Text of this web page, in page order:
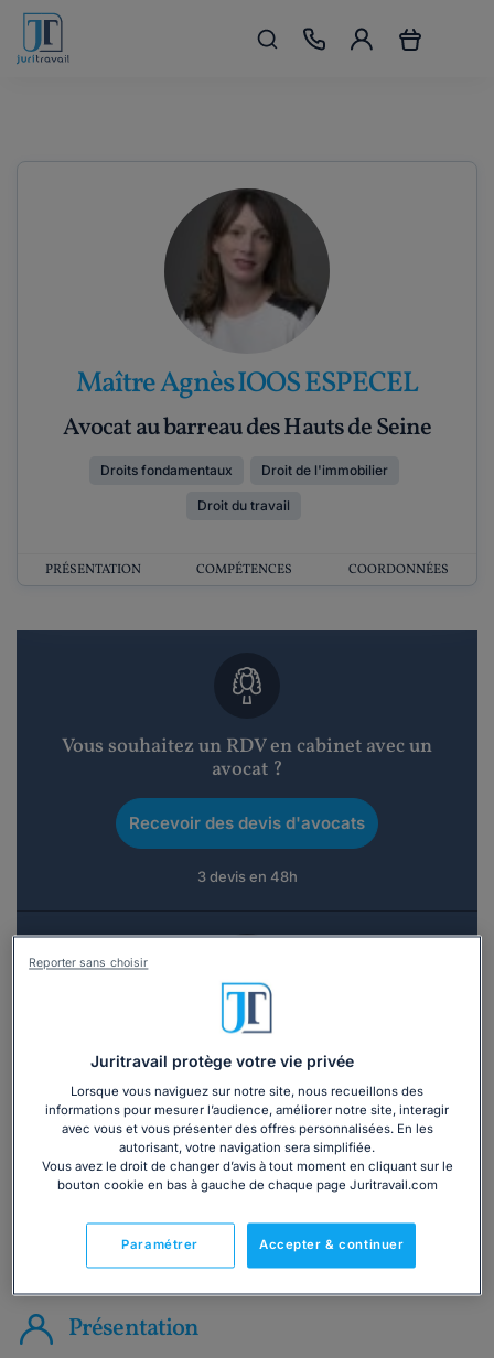
Maître Agnès IOOS ESPECEL
Avocat au barreau des Hauts de Seine
Droits fondamentaux Droit de l'immobilier
Droit du travail
PRÉSENTATION COMPÉTENCES COORDONNÉES
Vous souhaitez un RDV en cabinet avec un
avocat ?
Recevoir des devis d'avocats
3 devis en 48h
Vous souhaitez une consultation par
téléphone ?
Consulter immédiatement
ou appelez le01 75 75 42 33(8h à 21h du lundi au
vendredi)
Vous êtes avocat ?
Présentation
Juritravail protège votre vie privée
Lorsque vous naviguez sur notre site, nous recueillons des
informations pour mesurer l’audience, améliorer notre site, interagir
avec vous et vous présenter des offres personnalisées. En les
autorisant, votre navigation sera simplifiée.
Vous avez le droit de changer d’avis à tout moment en cliquant sur le
bouton cookie en bas à gauche de chaque page Juritravail.com
Accepter & continuer
Paramétrer
Reporter sans choisir